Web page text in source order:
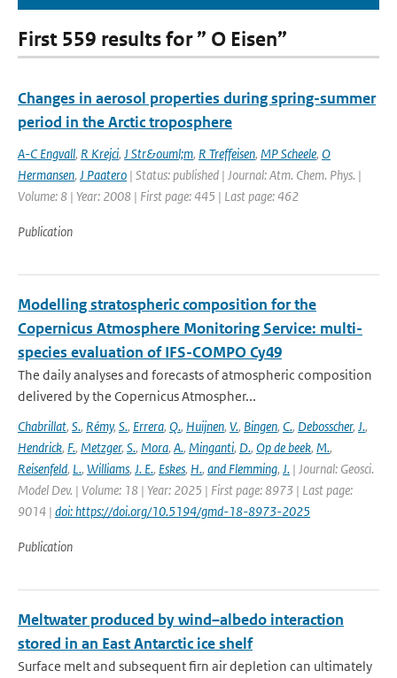
First 559 results for ” O Eisen”
Changes in aerosol properties during spring-summer
period in the Arctic troposphere
A-C Engvall, R Krejci, J Str&ouml;m, R Treffeisen, MP Scheele, O
Hermansen, J Paatero | Status: published | Journal: Atm. Chem. Phys. |
Volume: 8 | Year: 2008 | First page: 445 | Last page: 462
Publication
Modelling stratospheric composition for the
Copernicus Atmosphere Monitoring Service: multi-
species evaluation of IFS-COMPO Cy49
The daily analyses and forecasts of atmospheric composition
delivered by the Copernicus Atmospher...
Chabrillat, S., Rémy, S., Errera, Q., Huijnen, V., Bingen, C., Debosscher, J.,
Hendrick, F., Metzger, S., Mora, A., Minganti, D., Op de beek, M.,
Reisenfeld, L., Williams, J. E., Eskes, H., and Flemming, J. | Journal: Geosci.
Model Dev. | Volume: 18 | Year: 2025 | First page: 8973 | Last page:
9014 | doi: https://doi.org/10.5194/gmd-18-8973-2025
Publication
Meltwater produced by wind–albedo interaction
stored in an East Antarctic ice shelf
Surface melt and subsequent firn air depletion can ultimately